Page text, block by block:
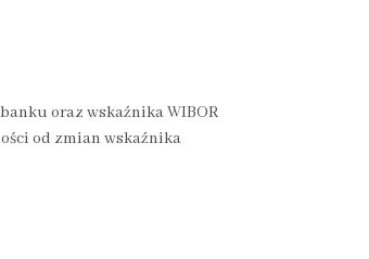
oraz wskaźnika WIBOR
od zmian wskaźnika